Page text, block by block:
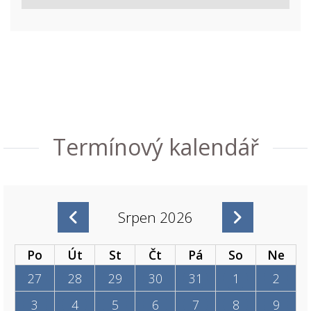
Termínový kalendář
Srpen 2026
Po Út St Čt Pá So
Ne
27
28 29 30 31 1
2
3
4 5 6 7 8 9